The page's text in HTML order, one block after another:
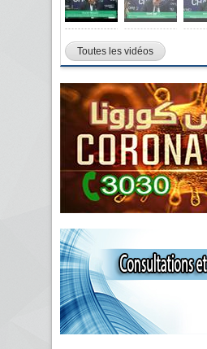
Toutes les vidéos